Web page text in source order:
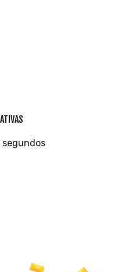
segundos